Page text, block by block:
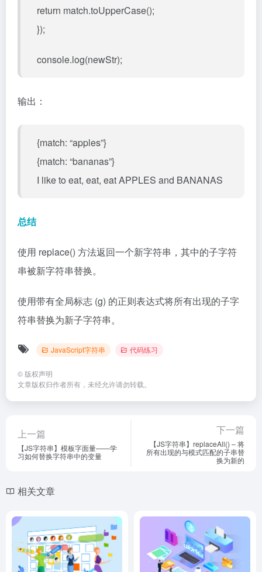
return match.toUpperCase();
});
console.log(newStr);
输出：
{match: “apples”}
{match: “bananas”}
I like to eat, eat, eat APPLES and BANANAS
总结
使用 replace() 方法返回一个新字符串，其中的子字符
串被新字符串替换。
使用带有全局标志 (g) 的正则表达式将所有出现的子字
符串替换为新子字符串。
JavaScript字符串 代码练习
© 版权声明
文章版权归作者所有，未经允许请勿转载。
上一篇
【JS字符串】模板字面量——学
习如何替换字符串中的变量
下一篇
【JS字符串】replaceAll() – 将
所有出现的与模式匹配的子串替
换为新的
相关文章